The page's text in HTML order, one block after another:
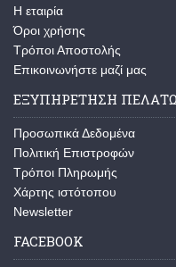
H εταιρία
Όροι χρήσης
Τρόποι Αποστολής
Επικοινωνήστε μαζί μας
ΕΞΥΠΗΡΕΤΗΣΗ
Προσωπικά Δεδομένα
Πολιτική Επιστροφών
Τρόποι Πληρωμής
Χάρτης ιστότοπου
Newsletter
FACEBOOK